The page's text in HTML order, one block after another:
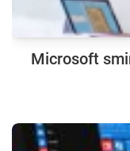
Microsoft